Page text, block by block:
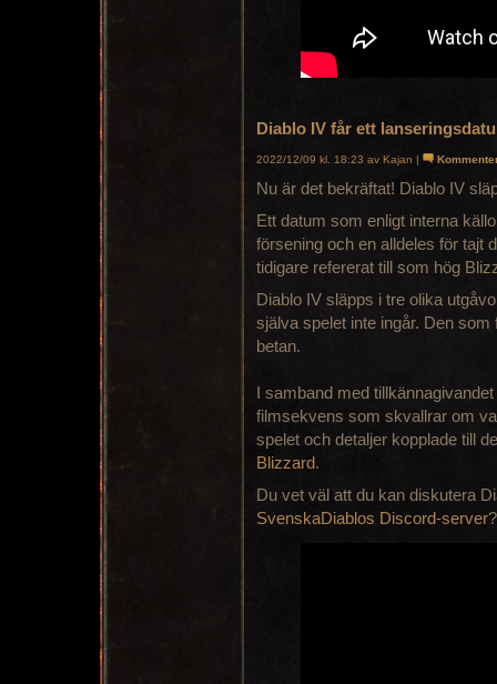
Diablo IV får ett
2022/12/09 kl. 18:23 av Kajan |
Nu är det bekräftat! Diablo IV
Ett datum som enligt interna
försening och en alldeles för tajt
tidigare refererat till som hög
Diablo IV släpps i tre olika
själva spelet inte ingår. Den som
betan.
I samband med
filmsekvens som skvallrar om
spelet och detaljer kopplade till
Blizzard.
Du vet väl att du kan diskutera
SvenskaDiablos Discord-server?